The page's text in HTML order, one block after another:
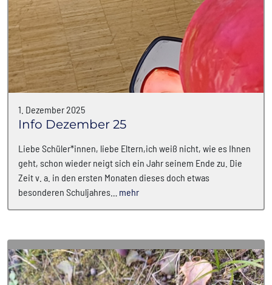
1. Dezember 2025
Info Dezember 25
Liebe Schüler*innen, liebe Eltern,ich weiß nicht, wie es Ihnen
geht, schon wieder neigt sich ein Jahr seinem Ende zu. Die
Zeit v. a. in den ersten Monaten dieses doch etwas
besonderen Schuljahres… mehr